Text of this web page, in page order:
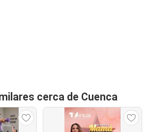
cerca de Cuenca